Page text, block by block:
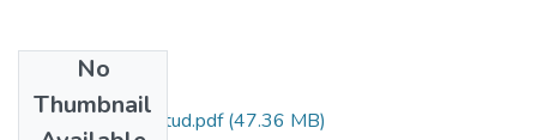
No
Thumbnail
Grado de Similitud.pdf(47.36 MB)